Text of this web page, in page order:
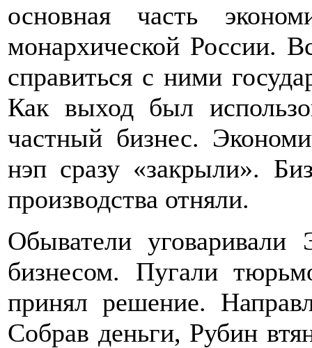
основная часть
монархической России.
справиться с ними
Как выход был
частный бизнес.
нэп сразу «закрыли».
производства отняли.
Обыватели уговаривали
бизнесом. Пугали
принял решение.
Собрав деньги, Рубин